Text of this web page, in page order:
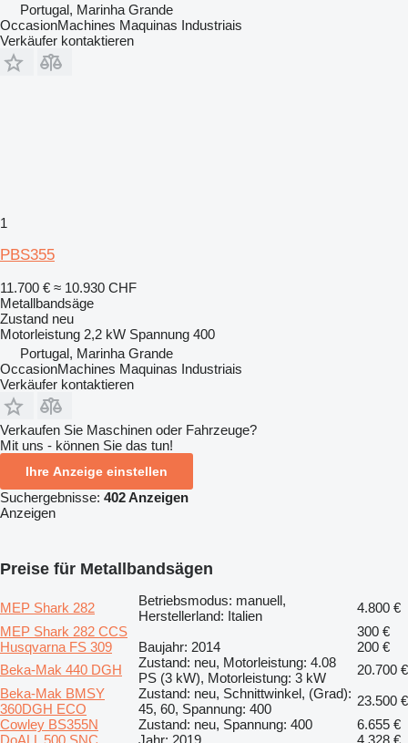
Portugal, Marinha Grande
OccasionMachines Maquinas Industriais
Verkäufer kontaktieren
1
PBS355
11.700 € ≈ 10.930 CHF
Metallbandsäge
Zustand neu
Motorleistung 2,2 kW Spannung 400
Portugal, Marinha Grande
OccasionMachines Maquinas Industriais
Verkäufer kontaktieren
Verkaufen Sie Maschinen oder Fahrzeuge?
Mit uns - können Sie das tun!
Ihre Anzeige einstellen
Suchergebnisse: 402 Anzeigen
Anzeigen
Preise für Metallbandsägen
MEP Shark 282
Betriebsmodus: manuell,
Herstellerland: Italien
4.800 €
MEP Shark 282 CCS
300 €
Husqvarna FS 309
Baujahr: 2014
200 €
Beka-Mak 440 DGH
Zustand: neu, Motorleistung: 4.08
PS (3 kW), Motorleistung: 3 kW
20.700 €
Beka-Mak BMSY
360DGH ECO
Zustand: neu, Schnittwinkel, (Grad):
45, 60, Spannung: 400
23.500 €
Cowley BS355N
Zustand: neu, Spannung: 400
6.655 €
DoALL 500 SNC
Jahr: 2019 4.328 €